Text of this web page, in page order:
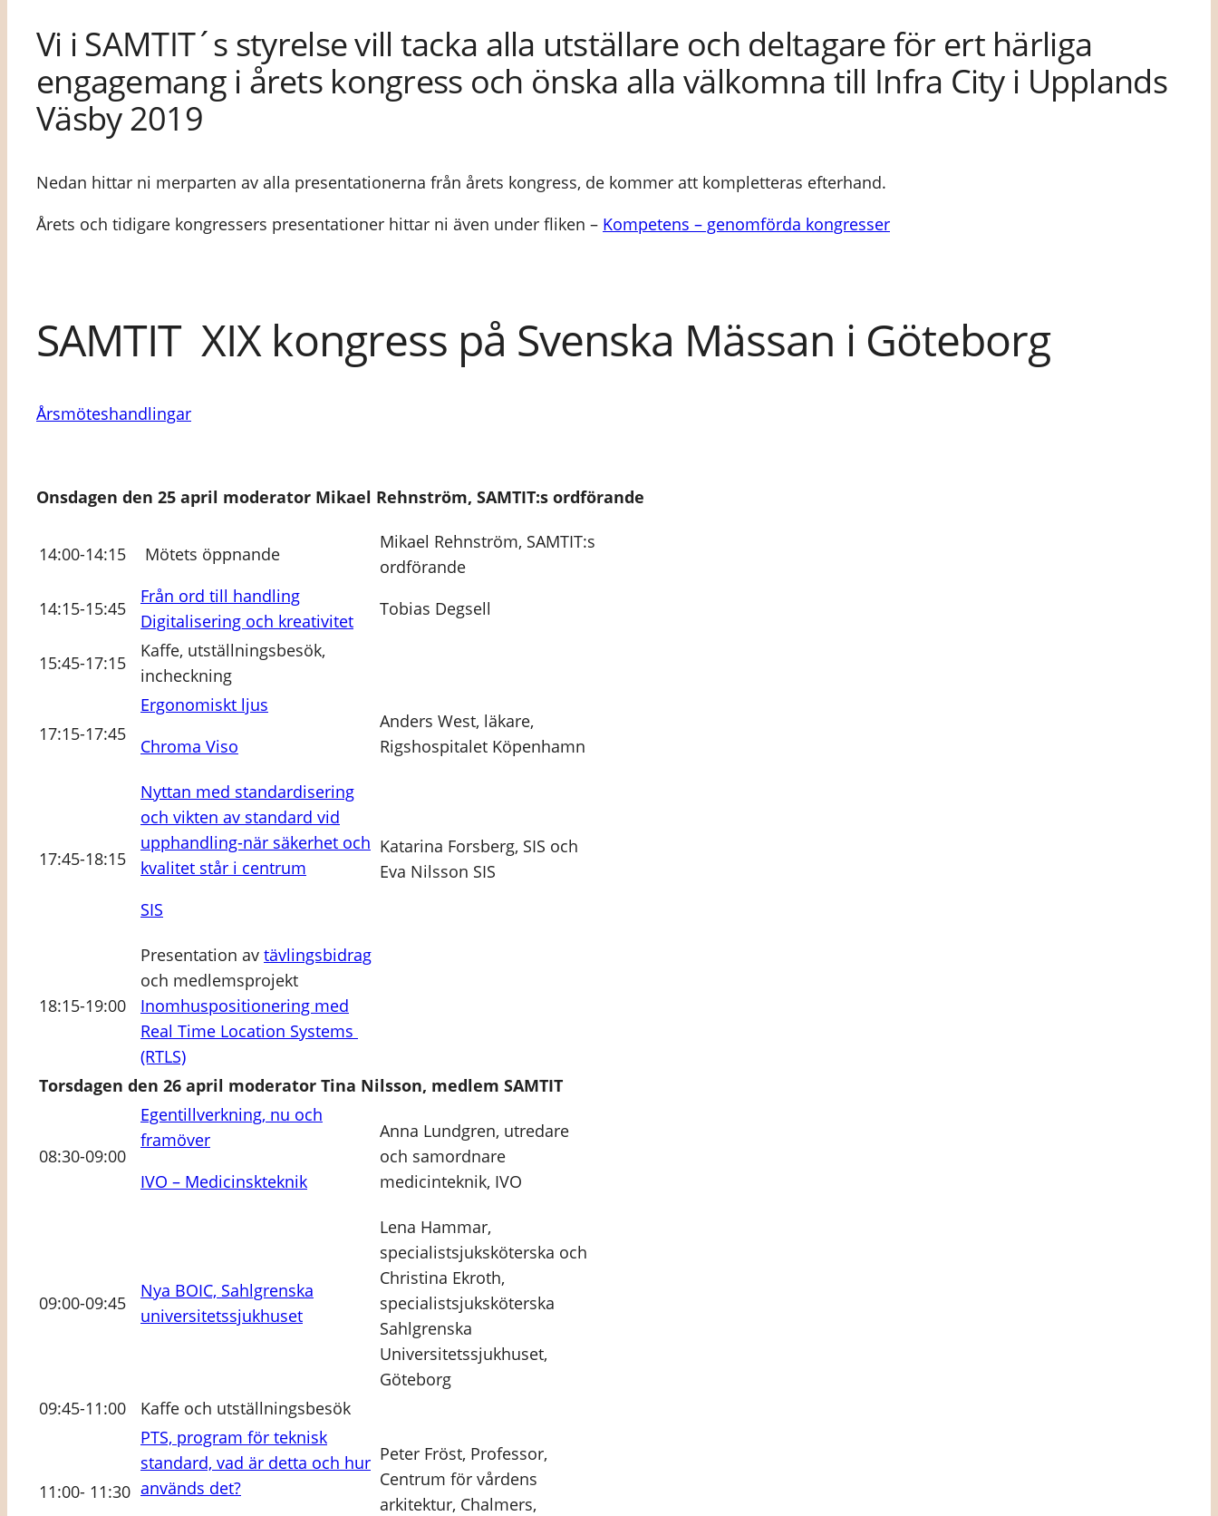
Vi i SAMTIT´s styrelse vill tacka alla utställare och deltagare för ert härliga
engagemang i årets kongress och önska alla välkomna till Infra City i Upplands
Väsby 2019
Nedan hittar ni merparten av alla presentationerna från årets kongress, de kommer att kompletteras efterhand.
Årets och tidigare kongressers presentationer hittar ni även under fliken – Kompetens – genomförda kongresser
SAMTIT XIX kongress på Svenska Mässan i Göteborg
Årsmöteshandlingar
Onsdagen den 25 april moderator Mikael Rehnström, SAMTIT:s ordförande
14:00-14:15 Mötets öppnande
Mikael Rehnström, SAMTIT:s
ordförande
14:15-15:45
Från ord till handling
Digitalisering och kreativitet
Tobias Degsell
15:45-17:15
Kaffe, utställningsbesök,
incheckning
17:15-17:45
Ergonomiskt ljus
Chroma Viso
Anders West, läkare,
Rigshospitalet Köpenhamn
17:45-18:15
Nyttan med standardisering
och vikten av standard vid
upphandling-när säkerhet och
kvalitet står i centrum
SIS
Katarina Forsberg, SIS och
Eva Nilsson SIS
18:15-19:00
Presentation av tävlingsbidrag
och medlemsprojekt
Inomhuspositionering med
Real Time Location Systems
(RTLS)
Torsdagen den 26 april moderator Tina Nilsson, medlem SAMTIT
08:30-09:00
Egentillverkning, nu och
framöver
IVO – Medicinskteknik
Anna Lundgren, utredare
och samordnare
medicinteknik, IVO
09:00-09:45
Nya BOIC, Sahlgrenska
universitetssjukhuset
Lena Hammar,
specialistsjuksköterska och
Christina Ekroth,
specialistsjuksköterska
Sahlgrenska
Universitetssjukhuset,
Göteborg
09:45-11:00
Kaffe och utställningsbesök
11:00- 11:30
PTS, program för teknisk
standard, vad är detta och hur
används det?
Peter Fröst, Professor,
Centrum för vårdens
arkitektur, Chalmers,